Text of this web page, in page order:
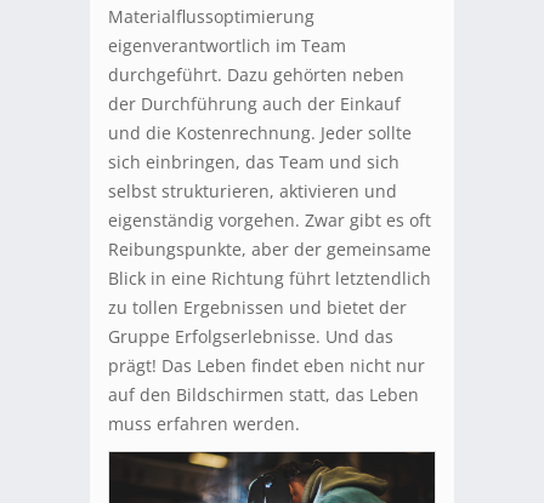
Materialflussoptimierung
eigenverantwortlich im Team
durchgeführt. Dazu gehörten neben
der Durchführung auch der Einkauf
und die Kostenrechnung. Jeder sollte
sich einbringen, das Team und sich
selbst strukturieren, aktivieren und
eigenständig vorgehen. Zwar gibt es oft
Reibungspunkte, aber der gemeinsame
Blick in eine Richtung führt letztendlich
zu tollen Ergebnissen und bietet der
Gruppe Erfolgserlebnisse. Und das
prägt! Das Leben findet eben nicht nur
auf den Bildschirmen statt, das Leben
muss erfahren werden.